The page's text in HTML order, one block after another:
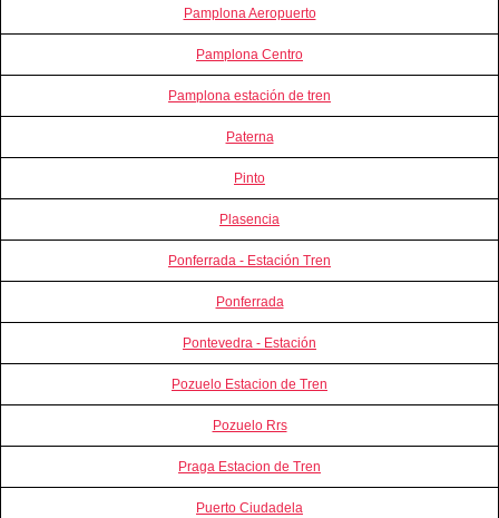
Pamplona Aeropuerto
Pamplona Centro
Pamplona estación de tren
Paterna
Pinto
Plasencia
Ponferrada - Estación Tren
Ponferrada
Pontevedra - Estación
Pozuelo Estacion de Tren
Pozuelo Rrs
Praga Estacion de Tren
Puerto Ciudadela